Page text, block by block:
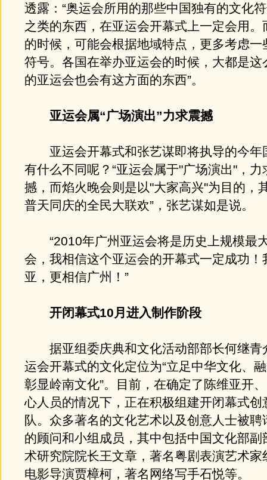
透露：“奥运会所用的那些中国独有的文化
之类的东西，在亚运会开幕式上一定会用。
的时候，可能会根据地域特点，更多考虑一
符号。各国在举办亚运会的时候，大都是这
的亚运会也会有这方面的东西”。
亚运会属“广场演出”力求震撼
亚运会开幕式和张艺谋即将执导的今年
有什么不同呢？“亚运会属于"广场演出"，力
撼，而焰火晚会则是以"大家高兴"为目的，
普天同庆的全民大联欢”，张艺谋如是说。
“2010年广州亚运会将是历史上规模最
会，我相信这个亚运会的开幕式一定成功！
亚，更相信广州！”
开闭幕式10月进入制作阶段
据亚组委庆典和文化活动部部长何继青
运会开幕式的文化定位为“立足中华文化、
彰显岭南文化”。目前，在确定了陈维亚开
心人员的情况下，正在积极组建开闭幕式创
队。众多著名的文化艺术以及创意人士被聘
的顾问和小组成员，其中包括中国文化部副
术研究院院长王文章，著名粤剧表演艺术家
电影导演贾樟柯，著名网络写手石悦等。